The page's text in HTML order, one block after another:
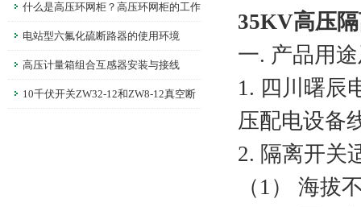
关，科技筑就安全防线
什么是高压环网柜？高压环网柜的工作
原理电站型六氟化硫断路器的使用环境
高压计量箱组合互感器安装与接线
10千伏开关ZW32-12和ZW8-12真空断
35KV高压
一. 产品用
1. 四川曙辰
压配电设备
2. 隔离开关
（1） 海拔